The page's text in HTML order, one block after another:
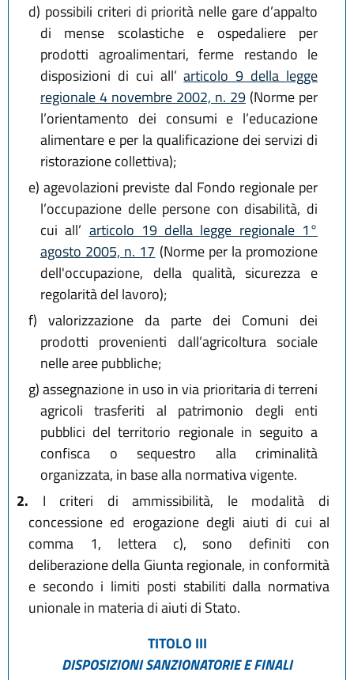
d) possibili criteri di priorità nelle gare d’appalto
di mense scolastiche e ospedaliere per
prodotti agroalimentari, ferme restando le
disposizioni di cui all’articolo 9 della legge
regionale 4 novembre 2002, n. 29 (Norme per
l’orientamento dei consumi e l’educazione
alimentare e per la qualificazione dei servizi di
ristorazione collettiva);
e) agevolazioni previste dal Fondo regionale per
l’occupazione delle persone con disabilità, di
cui all’ articolo 19 della legge regionale 1°
agosto 2005, n. 17 (Norme per la promozione
dell'occupazione, della qualità, sicurezza e
regolarità del lavoro);
f) valorizzazione da parte dei Comuni dei
prodotti provenienti dall’agricoltura sociale
nelle aree pubbliche;
g)assegnazione in uso in via prioritaria di terreni
agricoli trasferiti al patrimonio degli enti
pubblici del territorio regionale in seguito a
confisca o sequestro alla criminalità
organizzata, in base alla normativa vigente.
2. I criteri di ammissibilità, le modalità di
concessione ed erogazione degli aiuti di cui al
comma 1, lettera c), sono definiti con
deliberazione della Giunta regionale, in conformità
e secondo i limiti posti stabiliti dalla normativa
unionale in materia di aiuti di Stato.
TITOLO III
DISPOSIZIONI SANZIONATORIE E FINALI